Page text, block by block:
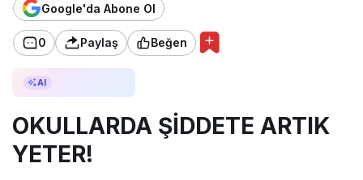
Google'da Abone Ol
0 Paylaş Beğen
AI
OKULLARDA ŞİDDETE ARTIK
YETER!